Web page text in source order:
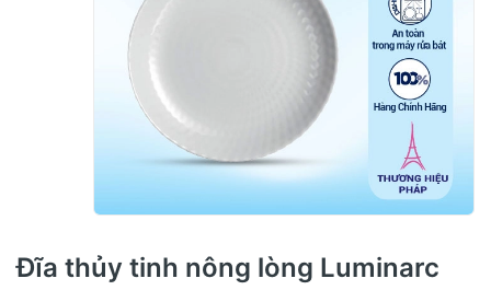
Đĩa thủy tinh nông lòng Luminarc